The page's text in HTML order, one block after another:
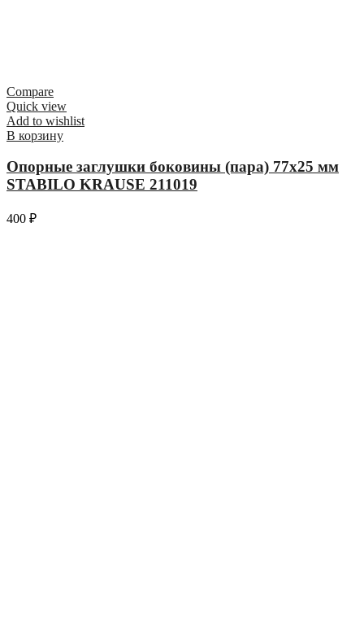
Compare
Quick view
Add to wishlist
В корзину
Опорные заглушки боковины (пара) 77х25 мм
STABILO KRAUSE 211019
400 ₽